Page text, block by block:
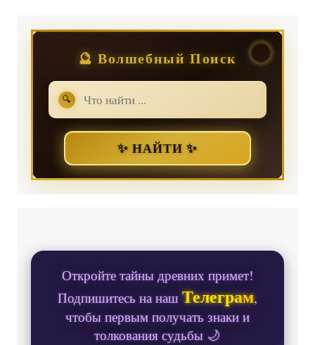
🔮 Волшебный Поиск
🔍
✨ НАЙТИ ✨
Откройте тайны древних примет!
Подпишитесь на нашТелеграм,
чтобы первым получать знаки и
толкования судьбы 🌙